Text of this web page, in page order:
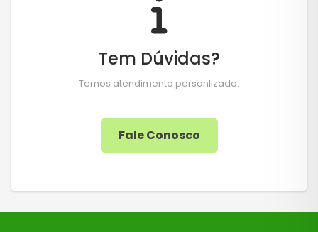
Tem Dúvidas?
Temos atendimento personlizado.
Fale Conosco